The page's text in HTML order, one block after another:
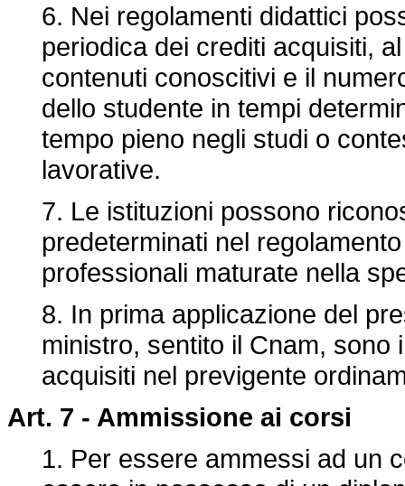
6. Nei regolamenti didattici
periodica dei crediti acquisiti,
contenuti conoscitivi e il
dello studente in tempi
tempo pieno negli studi o
lavorative.
7. Le istituzioni possono
predeterminati nel
professionali maturate nella
8. In prima applicazione del
ministro, sentito il Cnam,
acquisiti nel previgente
Art. 7 - Ammissione ai corsi
1. Per essere ammessi ad un